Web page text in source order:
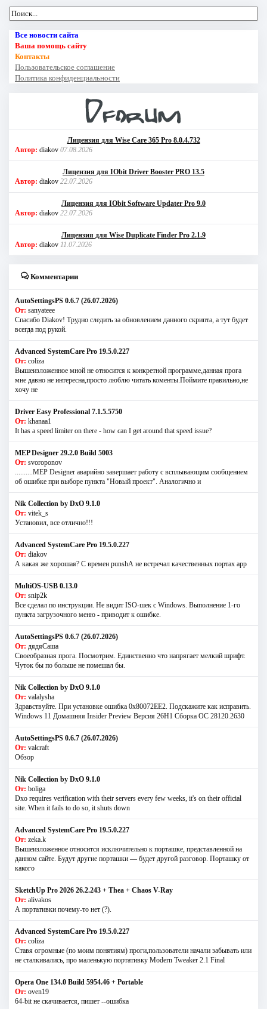
Все новости сайта
Ваша помощь сайту
Контакты
Пользовательское соглашение
Политика конфиденциальности
Лицензия для Wise Care 365 Pro 8.0.4.732
Автор: diakov 07.08.2026
Лицензия для IObit Driver Booster PRO 13.5
Автор: diakov 22.07.2026
Лицензия для IObit Software Updater Pro 9.0
Автор: diakov 22.07.2026
Лицензия для Wise Duplicate Finder Pro 2.1.9
Автор: diakov 11.07.2026
Комментарии
AutoSettingsPS 0.6.7 (26.07.2026)
От: sanyateee
Спасибо Diakov! Трудно следить за обновлением данного скрипта, а тут будет
всегда под рукой.
Advanced SystemCare Pro 19.5.0.227
От: coliza
Вышеизложенное мной не относится к конкретной программе,данная прога
мне давно не интересна,просто люблю читать коменты.Поймите правильно,не
хочу не
Driver Easy Professional 7.1.5.5750
От: khanaa1
It has a speed limiter on there - how can I get around that speed issue?
MEP Designer 29.2.0 Build 5003
От: svoroponov
..........MEP Designer аварийно завершает работу с всплывающим сообщением
об ошибке при выборе пункта "Новый проект". Аналогично и
Nik Collection by DxO 9.1.0
От: vitek_s
Установил, все отлично!!!
Advanced SystemCare Pro 19.5.0.227
От: diakov
А какая же хорошая? С времен punshА не встречал качественных портах app
MultiOS-USB 0.13.0
От: snip2k
Все сделал по инструкции. Не видит ISO-шек с Windows. Выполнение 1-го
пункта загрузочного меню - приводит к ошибке.
AutoSettingsPS 0.6.7 (26.07.2026)
От: дядяСаша
Своеобразная прога. Посмотрим. Единственно что напрягает мелкий шрифт.
Чуток бы по больше не помешал бы.
Nik Collection by DxO 9.1.0
От: valalysha
Здравствуйте. При установке ошибка 0х80072EE2. Подскажите как исправить.
Windows 11 Домашняя Insider Preview Версия 26H1 Сборка ОС 28120.2630
AutoSettingsPS 0.6.7 (26.07.2026)
От: valcraft
Обзор
Nik Collection by DxO 9.1.0
От: boliga
Dxo requires verification with their servers every few weeks, it's on their official
site. When it fails to do so, it shuts down
Advanced SystemCare Pro 19.5.0.227
От: zeka.k
Вышеизложенное относится исключительно к порташке, представленной на
данном сайте. Будут другие порташки — будет другой разговор. Порташку от
какого
SketchUp Pro 2026 26.2.243 + Thea + Chaos V-Ray
От: alivakos
А портативки почему-то нет (?).
Advanced SystemCare Pro 19.5.0.227
От: coliza
Ставя огромные (по моим понятиям) проги,пользователи начали забывать или
не сталкивались, про маленькую портативку Modern Tweaker 2.1 Final
Opera One 134.0 Build 5954.46 + Portable
От: oven19
64-bit не скачивается, пишет --ошибка